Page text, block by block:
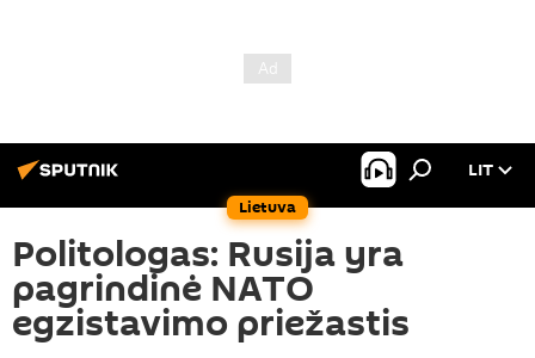
Lietuva
LIT
Politologas: Rusija yra
pagrindinė NATO
egzistavimo priežastis